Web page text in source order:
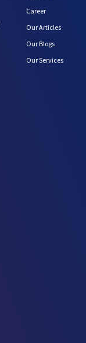
Career
Our Articles
Our Blogs
Our Services